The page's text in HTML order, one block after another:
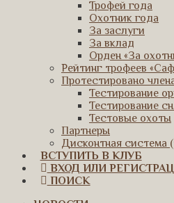
Трофей года
Охотник года
За заслуги
За вклад
Орден «За
Рейтинг трофеев
Протестировано
Тестирование
Тестирование
Тестовые охоты
Партнеры
Дисконтная система
ВСТУПИТЬ В КЛУБ
ВХОД ИЛИ
ПОИСК